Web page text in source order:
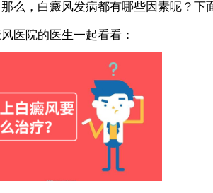
么，白癜风发病都有哪些因素呢？下
医院的医生一起看看：